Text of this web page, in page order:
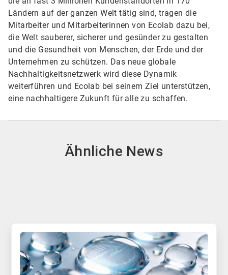
Ländern auf der ganzen Welt tätig sind, tragen die
Mitarbeiter und Mitarbeiterinnen von Ecolab dazu bei,
die Welt sauberer, sicherer und gesünder zu gestalten
und die Gesundheit von Menschen, der Erde und der
Unternehmen zu schützen. Das neue globale
Nachhaltigkeitsnetzwerk wird diese Dynamik
weiterführen und Ecolab bei seinem Ziel unterstützen,
eine nachhaltigere Zukunft für alle zu schaffen.
Ähnliche News